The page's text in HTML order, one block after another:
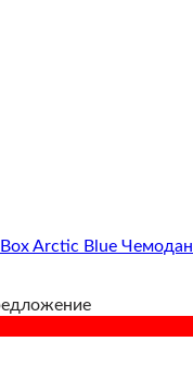
Arctic Blue